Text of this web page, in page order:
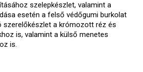
szelepkészlet, valamint a
esetén a felső védőgumi burkolat
szerelőkészlet a krómozott réz és
is, valamint a külső menetes
is.